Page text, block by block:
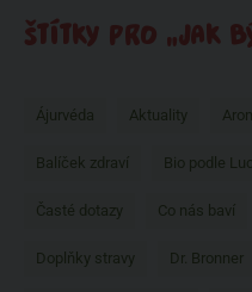
ŠTÍTKY PRO „JAK
Ájurvéda Aktuality
Balíček zdraví Bio podle
Časté dotazy Co nás baví
Doplňky stravy Dr. Bronner